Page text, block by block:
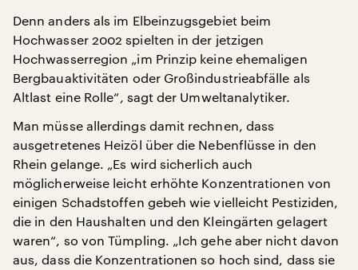
Denn anders als im Elbeinzugsgebiet beim
Hochwasser 2002 spielten in der jetzigen
Hochwasserregion „im Prinzip keine ehemaligen
Bergbauaktivitäten oder Großindustrieabfälle als
Altlast eine Rolle“, sagt der Umweltanalytiker.
Man müsse allerdings damit rechnen, dass
ausgetretenes Heizöl über die Nebenflüsse in den
Rhein gelange. „Es wird sicherlich auch
möglicherweise leicht erhöhte Konzentrationen von
einigen Schadstoffen gebeh wie vielleicht Pestiziden,
die in den Haushalten und den Kleingärten gelagert
waren“, so von Tümpling. „Ich gehe aber nicht davon
aus, dass die Konzentrationen so hoch sind, dass sie